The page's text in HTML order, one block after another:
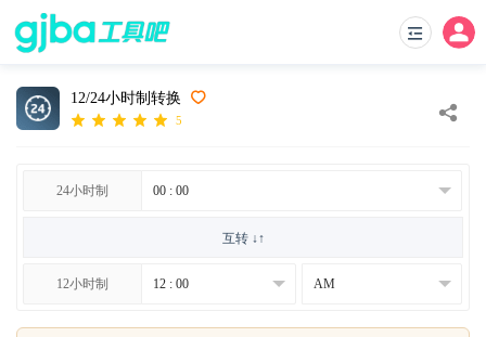
12/24小时制转换
5
24小时制
互转 ↓↑
12小时制